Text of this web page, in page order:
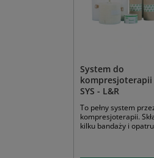
System do
kompresjoterapii
SYS - L&R
To pełny system
kompresjoterapii.
kilku bandaży i